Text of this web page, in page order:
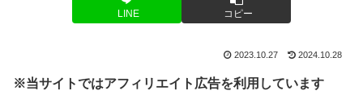
LINE コピー
2023.10.27 2024.10.28
※当サイトではアフィリエイト広告を利用しています